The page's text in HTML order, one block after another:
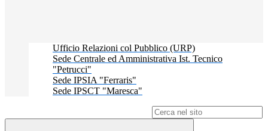
Ufficio Relazioni col Pubblico (URP)
Sede Centrale ed Amministrativa Ist. Tecnico
"Petrucci"
Sede IPSIA "Ferraris"
Sede IPSCT "Maresca"